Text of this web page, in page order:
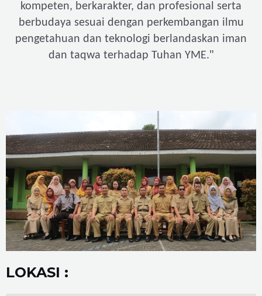
kompeten, berkarakter, dan profesional serta
berbudaya sesuai dengan perkembangan ilmu
pengetahuan dan teknologi berlandaskan iman
dan taqwa terhadap Tuhan YME."
LOKASI :